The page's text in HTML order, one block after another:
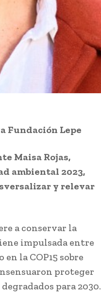
Fundación Lepe
Maisa Rojas,
ambiental 2023,
y relevar
a conservar la
impulsada entre
la COP15 sobre
proteger
para 2030.